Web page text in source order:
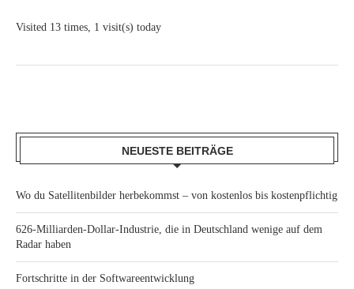
Visited 13 times, 1 visit(s) today
NEUESTE BEITRÄGE
Wo du Satellitenbilder herbekommst – von kostenlos bis kostenpflichtig
626-Milliarden-Dollar-Industrie, die in Deutschland wenige auf dem
Radar haben
Fortschritte in der Softwareentwicklung